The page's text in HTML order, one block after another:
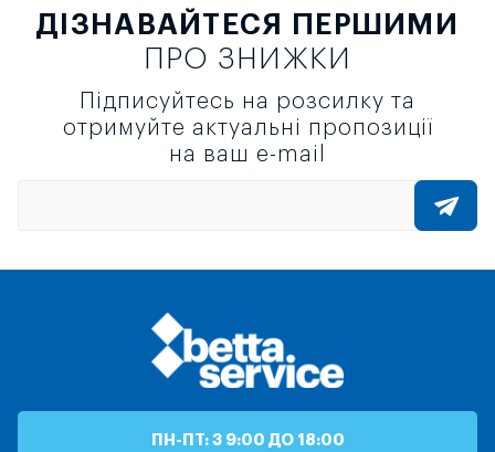
ДІЗНАВАЙТЕСЯ ПЕРШИМИ
ПРО ЗНИЖКИ
Підписуйтесь на розсилку та
отримуйте актуальні пропозиції
на ваш e-mail
ПН-ПТ: З 9:00 ДО 18:00